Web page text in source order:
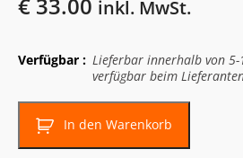
inkl. MwSt.
Verfügbar : Lieferbar innerhalb von 5-
verfügbar beim
In den Warenkorb